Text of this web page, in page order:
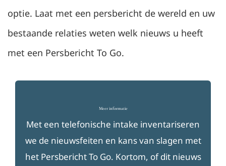
optie. Laat met een persbericht de wereld en uw
bestaande relaties weten welk nieuws u heeft
met een Persbericht To Go.
Meer informatie
Met een telefonische intake inventariseren
we de nieuwsfeiten en kans van slagen met
het Persbericht To Go. Kortom, of dit nieuws